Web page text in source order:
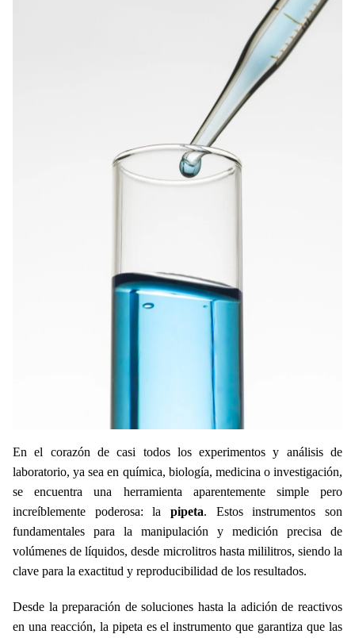
En el corazón de casi todos los experimentos y análisis de
laboratorio, ya sea en química, biología, medicina o investigación,
se encuentra una herramienta aparentemente simple pero
increíblemente poderosa: la pipeta. Estos instrumentos son
fundamentales para la manipulación y medición precisa de
volúmenes de líquidos, desde microlitros hasta mililitros, siendo la
clave para la exactitud y reproducibilidad de los resultados.
Desde la preparación de soluciones hasta la adición de reactivos
en una reacción, la pipeta es el instrumento que garantiza que las